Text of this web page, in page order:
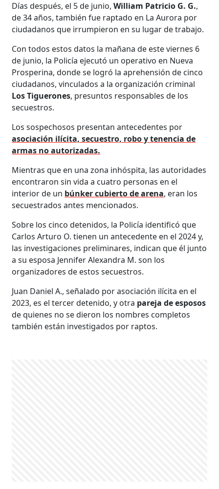
Días después, el 5 de junio,William Patricio G. G.,
de 34 años, también fue raptado en La Aurora por
ciudadanos que irrumpieron en su lugar de trabajo.
Con todos estos datos la mañana de este viernes 6
de junio, la Policía ejecutó un operativo en Nueva
Prosperina, donde se logró la aprehensión de cinco
ciudadanos, vinculados a la organización criminal
Los Tiguerones, presuntos responsables de los
secuestros.
Los sospechosos presentan antecedentes por
asociación ilícita, secuestro, robo y tenencia de
armas no autorizadas.
Mientras que en una zona inhóspita, las autoridades
encontraron sin vida a cuatro personas en el
interior de un búnker cubierto de arena, eran los
secuestrados antes mencionados.
Sobre los cinco detenidos, la Policía identificó que
Carlos Arturo O. tienen un antecedente en el 2024 y,
las investigaciones preliminares, indican que él junto
a su esposa Jennifer Alexandra M. son los
organizadores de estos secuestros.
Juan Daniel A., señalado por asociación ilícita en el
2023, es el tercer detenido, y otra pareja de esposos
de quienes no se dieron los nombres completos
también están investigados por raptos.